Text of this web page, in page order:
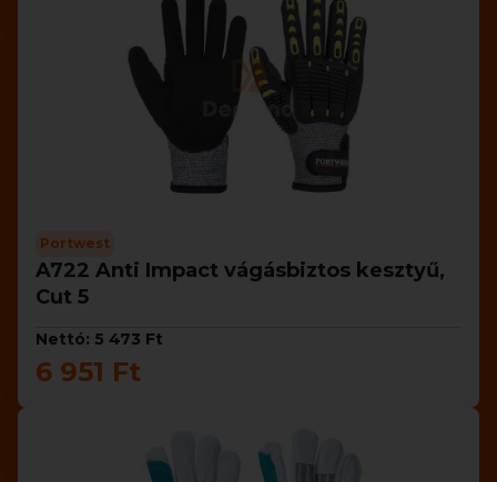
Portwest
A722 Anti Impact vágásbiztos kesztyű,
Cut 5
Nettó: 5 473 Ft
6 951 Ft